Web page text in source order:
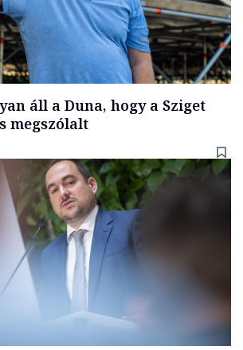
áll a Duna, hogy a Sziget
megszólalt